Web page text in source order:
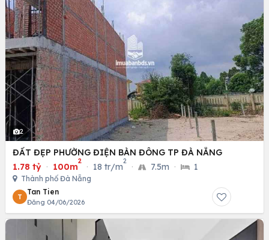
2
ĐẤT ĐẸP PHƯỜNG ĐIỆN BÀN ĐÔNG TP ĐÀ NẴNG
1.78 tỷ · 100m
2
· 18 tr/m
2
· 7.5m · 1
Thành phố Đà Nẵng
T
Tan Tien
Đăng 04/06/2026